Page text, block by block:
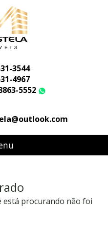
3544
4967
5552
está procurando não foi